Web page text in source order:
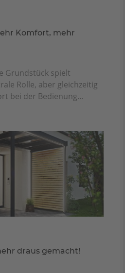
Komfort, mehr
Grundstück spielt
Rolle, aber gleichzeitig
bei der Bedienung...
draus gemacht!